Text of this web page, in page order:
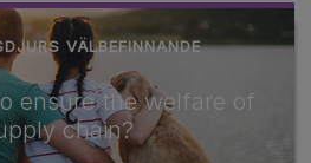
VÄLBEFINNANDE
ensure the welfare of
chain?